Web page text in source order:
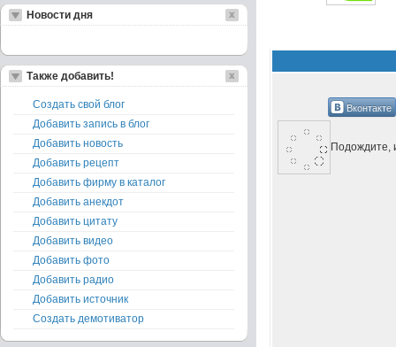
Вконтакте
Подождите,
Новости дня
Также добавить!
Создать свой блог
Добавить запись в блог
Добавить новость
Добавить рецепт
Добавить фирму в каталог
Добавить анекдот
Добавить цитату
Добавить видео
Добавить фото
Добавить радио
Добавить источник
Создать демотиватор